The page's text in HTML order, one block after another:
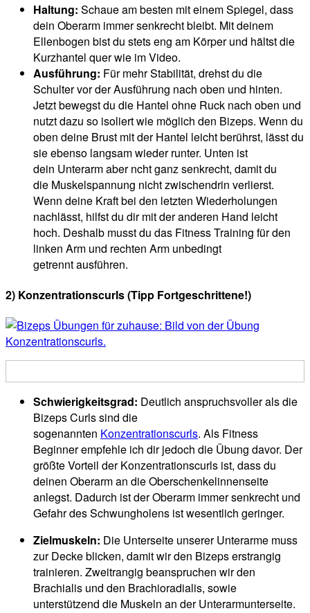
Haltung: Schaue am besten mit einem Spiegel, dass
dein Oberarm immer senkrecht bleibt. Mit deinem
Ellenbogen bist du stets eng am Körper und hältst die
Kurzhantel quer wie im Video.
Ausführung: Für mehr Stabilität, drehst du die
Schulter vor der Ausführung nach oben und hinten.
Jetzt bewegst du die Hantel ohne Ruck nach oben und
nutzt dazu so isoliert wie möglich den Bizeps. Wenn du
oben deine Brust mit der Hantel leicht berührst, lässt du
sie ebenso langsam wieder runter. Unten ist
dein Unterarm aber ncht ganz senkrecht, damit du
die Muskelspannung nicht zwischendrin verlierst.
Wenn deine Kraft bei den letzten Wiederholungen
nachlässt, hilfst du dir mit der anderen Hand leicht
hoch. Deshalb musst du das Fitness Training für den
linken Arm und rechten Arm unbedingt
getrennt ausführen.
2) Konzentrationscurls (Tipp Fortgeschrittene!)
Schwierigkeitsgrad: Deutlich anspruchsvoller als die
Bizeps Curls sind die
sogenannten Konzentrationscurls. Als Fitness
Beginner empfehle ich dir jedoch die Übung davor. Der
größte Vorteil der Konzentrationscurls ist, dass du
deinen Oberarm an die Oberschenkelinnenseite
anlegst. Dadurch ist der Oberarm immer senkrecht und
Gefahr des Schwungholens ist wesentlich geringer.
Zielmuskeln: Die Unterseite unserer Unterarme muss
zur Decke blicken, damit wir den Bizeps erstrangig
trainieren. Zweitrangig beanspruchen wir den
Brachialis und den Brachioradialis, sowie
unterstützend die Muskeln an der Unterarmunterseite.